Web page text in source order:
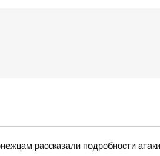
рассказали подробности